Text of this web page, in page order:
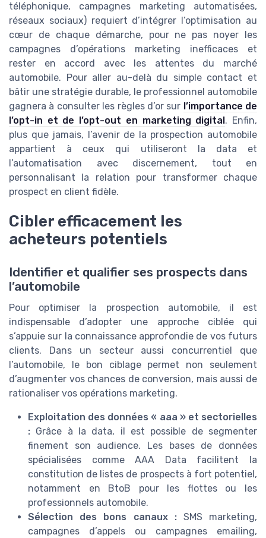
téléphonique, campagnes marketing automatisées,
réseaux sociaux) requiert d’intégrer l’optimisation au
cœur de chaque démarche, pour ne pas noyer les
campagnes d’opérations marketing inefficaces et
rester en accord avec les attentes du marché
automobile. Pour aller au-delà du simple contact et
bâtir une stratégie durable, le professionnel automobile
gagnera à consulter les règles d’or sur l’importance de
l’opt-in et de l’opt-out en marketing digital. Enfin,
plus que jamais, l’avenir de la prospection automobile
appartient à ceux qui utiliseront la data et
l’automatisation avec discernement, tout en
personnalisant la relation pour transformer chaque
prospect en client fidèle.
Cibler efficacement les
acheteurs potentiels
Identifier et qualifier ses prospects dans
l’automobile
Pour optimiser la prospection automobile, il est
indispensable d’adopter une approche ciblée qui
s’appuie sur la connaissance approfondie de vos futurs
clients. Dans un secteur aussi concurrentiel que
l’automobile, le bon ciblage permet non seulement
d’augmenter vos chances de conversion, mais aussi de
rationaliser vos opérations marketing.
Exploitation des données « aaa » et sectorielles
: Grâce à la data, il est possible de segmenter
finement son audience. Les bases de données
spécialisées comme AAA Data facilitent la
constitution de listes de prospects à fort potentiel,
notamment en BtoB pour les flottes ou les
professionnels automobile.
Sélection des bons canaux :SMS marketing,
campagnes d’appels ou campagnes emailing,